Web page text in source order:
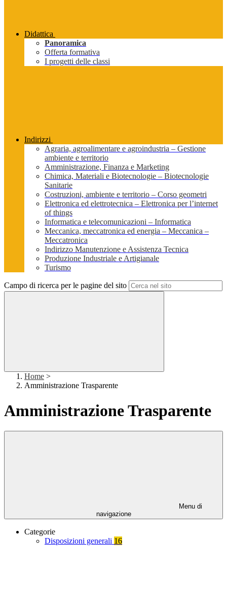
Didattica
Panoramica
Offerta formativa
I progetti delle classi
Indirizzi
Agraria, agroalimentare e agroindustria – Gestione
ambiente e territorio
Amministrazione, Finanza e Marketing
Chimica, Materiali e Biotecnologie – Biotecnologie
Sanitarie
Costruzioni, ambiente e territorio – Corso geometri
Elettronica ed elettrotecnica – Elettronica per l’internet
of things
Informatica e telecomunicazioni – Informatica
Meccanica, meccatronica ed energia – Meccanica –
Meccatronica
Indirizzo Manutenzione e Assistenza Tecnica
Produzione Industriale e Artigianale
Turismo
Campo di ricerca per le pagine del sito
Home >
Amministrazione Trasparente
Amministrazione Trasparente
Menu di
navigazione
Categorie
Disposizioni generali 16